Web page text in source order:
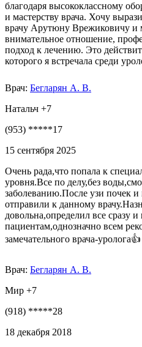
благодаря высококлассному
и мастерству врача. Хочу
врачу Арутюну Врежиковичу и
внимательное отношение,
подход к лечению. Это
которого я встречала среди
Врач: Бегларян А. В.
Натальч +7
(953) *****17
15 сентября 2025
Очень рада,что попала к
уровня.Все по делу,без
заболеванию.После узи почек
отправили к данному
довольна,определил все сразу
пациентам,однозначно всем
замечательного врача-уролога👍
Врач: Бегларян А. В.
Мир +7
(918) *****28
18 декабря 2018